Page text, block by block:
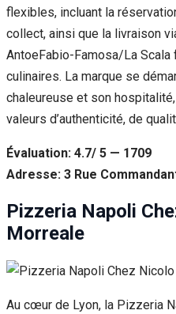
flexibles, incluant la
collect, ainsi que la livraison
AntoeFabio-Famosa/La
culinaires. La marque se
chaleureuse et son
valeurs d’authenticité, de
Évaluation: 4.7/ 5 — 1709
Adresse: 3 Rue
Pizzeria Napoli
Morreale
Au cœur de Lyon, la Pizzeria